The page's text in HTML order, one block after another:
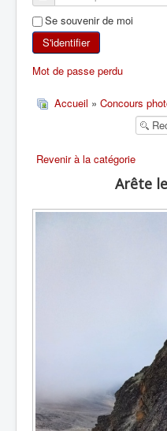
SKI DE RANDONNÉE
RANDONNÉE
Se souvenir de moi
S'identifier
Mot de passe perdu
Accueil » Concours
Revenir à la catégorie
Arête